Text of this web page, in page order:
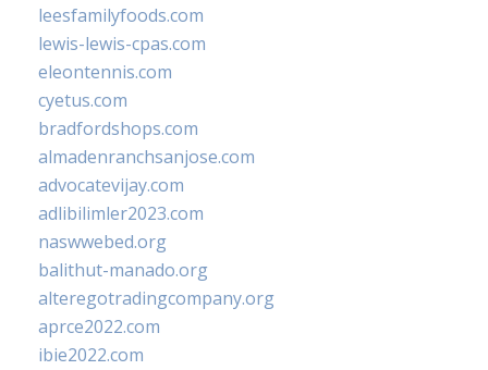
leesfamilyfoods.com
lewis-lewis-cpas.com
eleontennis.com
cyetus.com
bradfordshops.com
almadenranchsanjose.com
advocatevijay.com
adlibilimler2023.com
naswwebed.org
balithut-manado.org
alteregotradingcompany.org
aprce2022.com
ibie2022.com